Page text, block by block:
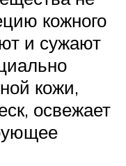
кожного
и сужают
кожи,
освежает